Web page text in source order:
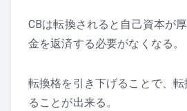
CBは転換されると自己資本が
金を返済する必要がなくなる。
転換格を引き下げることで、
ることが出来る。